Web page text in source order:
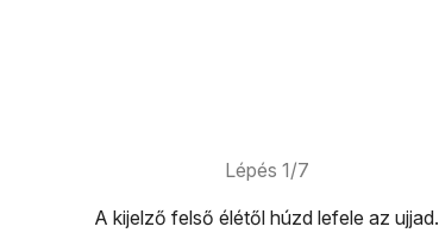
Lépés 1/7
A kijelző felső élétől húzd lefele az ujjad.